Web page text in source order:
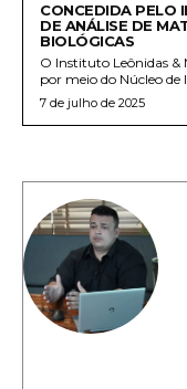
CONCEDIDA PELO
DE ANÁLISE DE
BIOLÓGICAS
O Instituto Leônidas &
por meio do Núcleo de
7 de julho de 2025